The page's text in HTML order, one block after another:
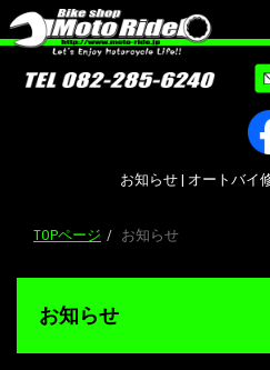
お知らせ | オートバイ修理
TOPページ お知らせ
お知らせ